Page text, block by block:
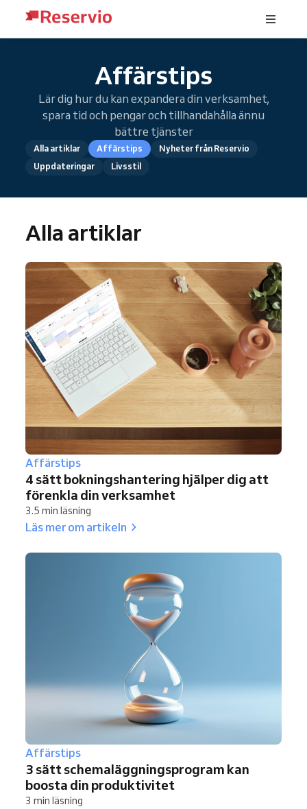
Affärstips
Lär dig hur du kan expandera din verksamhet,
spara tid och pengar och tillhandahålla ännu
bättre tjänster
Alla artiklar Affärstips
Nyheter från Reservio
Uppdateringar
Livsstil
Alla artiklar
Affärstips
4 sätt bokningshantering hjälper dig att
förenkla din verksamhet
3.5 min läsning
Läs mer om artikeln
Affärstips
3 sätt schemaläggningsprogram kan
boosta din produktivitet
3 min läsning